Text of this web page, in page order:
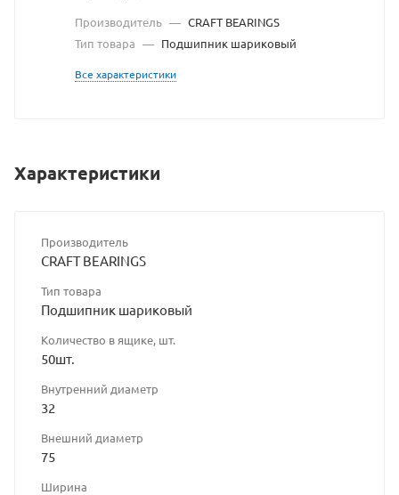
Производитель — CRAFT BEARINGS
Тип товара — Подшипник шариковый
Все характеристики
Характеристики
Производитель
CRAFT BEARINGS
Тип товара
Подшипник шариковый
Количество в ящике, шт.
50шт.
Внутренний диаметр
32
Внешний диаметр
75
Ширина